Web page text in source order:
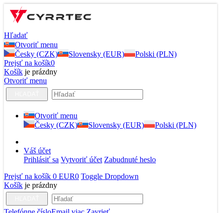
Hľadať
Otvoriť menu
Česky (CZK)
Slovensky (EUR)
Polski (PLN)
Prejsť na košík0
Košík je prázdny
Otvoriť menu
Otvoriť menu
Česky (CZK)
Slovensky (EUR) Polski (PLN)
Váš účet
Prihlásiť sa Vytvoriť účet Zabudnuté heslo
Prejsť na košík 0 EUR0 Toggle Dropdown
Košík je prázdny